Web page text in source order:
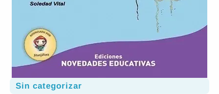
Sin categorizar